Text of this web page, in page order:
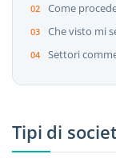
Come
Che visto mi
Settori
Tipi di